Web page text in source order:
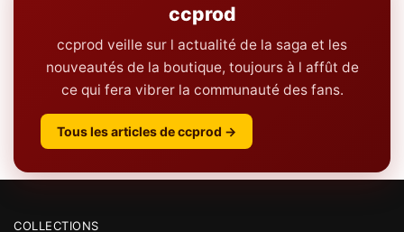
ccprod
ccprod veille sur l actualité de la saga et les
nouveautés de la boutique, toujours à l affût de
ce qui fera vibrer la communauté des fans.
Tous les articles de ccprod →
COLLECTIONS